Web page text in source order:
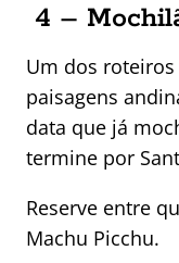
4 –
Um dos
paisagens
data que já
termine por
Reserve entre
Machu Picchu.